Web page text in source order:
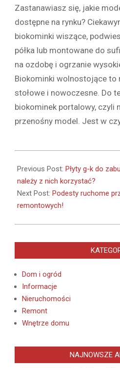
Zastanawiasz się, jakie
dostępne na rynku?
biokominki wiszące,
półka lub montowane do
na ozdobę i ogrzanie
Biokominki wolnostojące to
stołowe i nowoczesne. Do
biokominek portalowy, czyli
przenośny model. Jest w
12-
22
Previous Post: Płyty g-k do
należy z nich korzystać?
Next Post: Podesty ruchome
remontowych!
Dom i ogród
Informacje
Nieruchomości
Remont
Wnętrze domu
NAJNOWSZE